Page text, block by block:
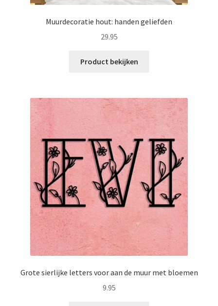
Muurdecoratie hout: handen geliefden
29.95
Product bekijken
Grote sierlijke letters voor aan de muur met bloemen
9.95